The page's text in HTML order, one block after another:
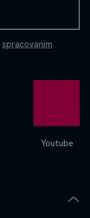
spracovaním
Youtube